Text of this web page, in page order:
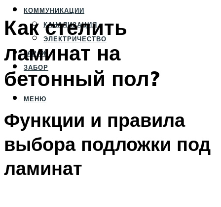
КОММУНИКАЦИИ
КАНАЛИЗАЦИЯ
ЭЛЕКТРИЧЕСТВО
ГАРАЖ
ЗАБОР
МЕНЮ
Как стелить
ламинат на
бетонный пол?
Функции и правила
выбора подложки под
ламинат